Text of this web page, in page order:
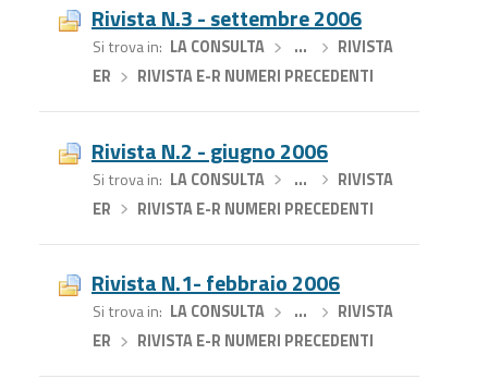
Rivista N.3 - settembre 2006
Si trova in LA CONSULTA› …
RIVISTA
ER
RIVISTA E-R NUMERI PRECEDENTI
Rivista N.2 - giugno 2006
Si trova in LA CONSULTA› …
RIVISTA
ER
RIVISTA E-R NUMERI PRECEDENTI
Rivista N.1- febbraio 2006
Si trova in LA CONSULTA› …
RIVISTA
ER
RIVISTA E-R NUMERI PRECEDENTI